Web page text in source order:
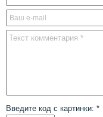
Введите код с картинки: *